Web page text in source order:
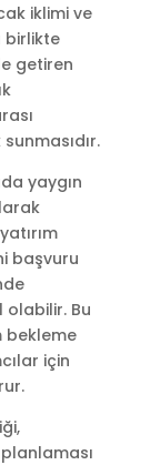
iklimi ve
birlikte
getiren
yaygın
başvuru
Bu
bekleme
için